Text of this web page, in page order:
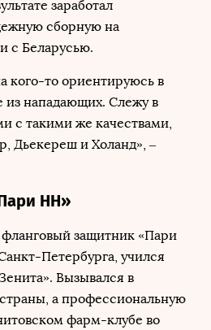
заработал
сборную на
с Беларусью.
кого-то ориентируюсь в
из нападающих. Слежу в
с такими же качествами,
Дьекереш и Холанд», –
НН»
защитник «Пари
Петербурга, учился
Вызывался в
а профессиональную
фарм-клубе во